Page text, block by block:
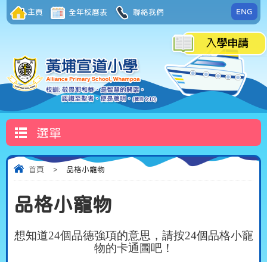
主頁 全年校曆表 聯絡我們 ENG
選單
首頁 > 品格小寵物
品格小寵物
想知道24個品德強項的意思，請按24個品格小寵
物的卡通圖吧！